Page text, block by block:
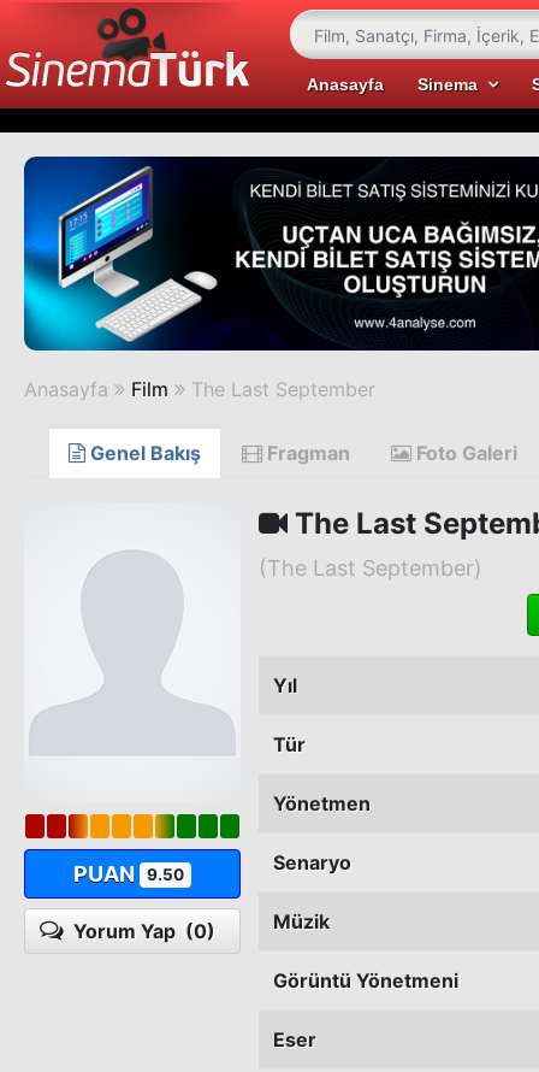
Anasayfa Sinema
Anasayfa Film The Last September
Genel Bakış Fragman Foto Galeri
PUAN 9.50
Yorum Yap (0)
The Last
(The Last September)
Yıl
Tür
Yönetmen
Senaryo
Müzik
Görüntü Yönetmeni
Eser